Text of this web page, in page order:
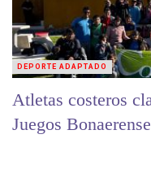
Atletas costeros
Juegos
DEPORTE ADAPTADO